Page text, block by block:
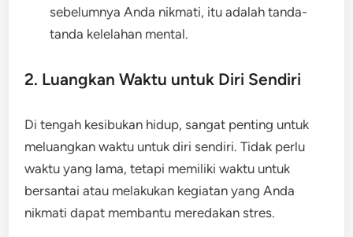
sebelumnya Anda nikmati, itu adalah tanda-
tanda kelelahan mental.
2. Luangkan Waktu untuk Diri Sendiri
Di tengah kesibukan hidup, sangat penting untuk
meluangkan waktu untuk diri sendiri. Tidak perlu
waktu yang lama, tetapi memiliki waktu untuk
bersantai atau melakukan kegiatan yang Anda
nikmati dapat membantu meredakan stres.